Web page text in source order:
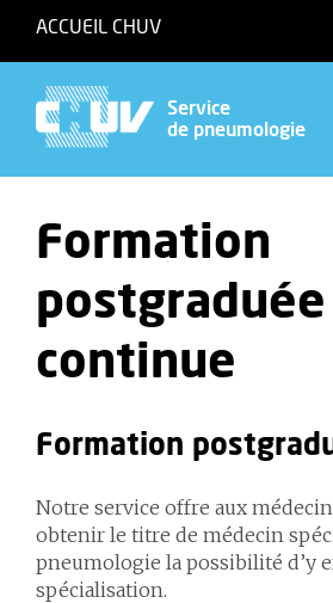
ACCUEIL CHUV
Service
de pneumologie
Formation
continue
Formation
Notre service offre aux
obtenir le titre de médecin
pneumologie la possibilité d’y
spécialisation.